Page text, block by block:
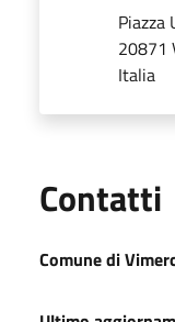
Piazza
20871
Italia
Contatti
Comune di